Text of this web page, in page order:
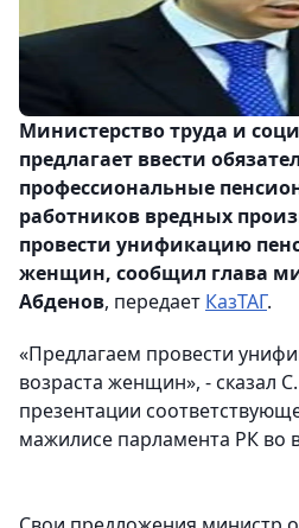
Министерство труда и
предлагает ввести
профессиональные
работников вредных
провести унификацию
женщин, сообщил глава
Абденов, передает КазТАГ.
«Предлагаем провести
возраста женщин», - сказал
презентации
мажилисе парламента РК во